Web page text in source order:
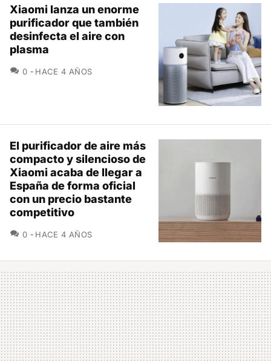
Xiaomi lanza un enorme
purificador que también
desinfecta el aire con
plasma
0 COMENTARIOS
HACE 4 AÑOS
El purificador de aire más
compacto y silencioso de
Xiaomi acaba de llegar a
España de forma oficial
con un precio bastante
competitivo
0 COMENTARIOS
HACE 4 AÑOS